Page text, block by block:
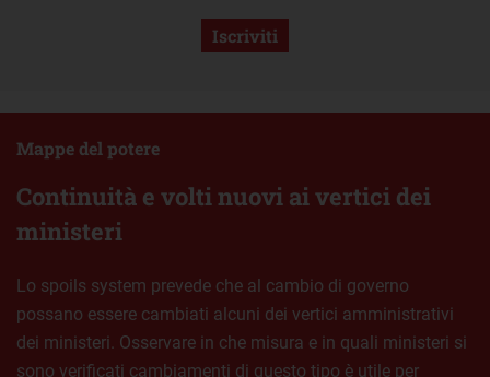
Iscriviti
Continuità e volti nuovi ai vertici dei
ministeri
Mappe del potere
Lo spoils system prevede che al cambio di governo
possano essere cambiati alcuni dei vertici amministrativi
dei ministeri. Osservare in che misura e in quali ministeri si
sono verificati cambiamenti di questo tipo è utile per